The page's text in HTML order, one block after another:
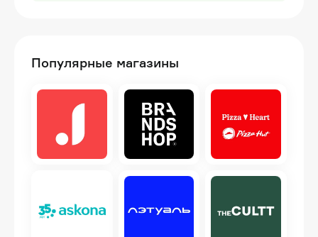
Популярные магазины